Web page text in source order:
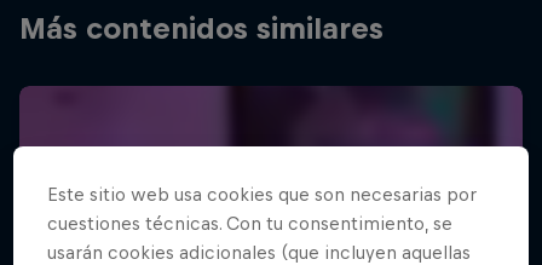
Más contenidos similares
Este sitio web usa cookies que son necesarias por
cuestiones técnicas. Con tu consentimiento, se
usarán cookies adicionales (que incluyen aquellas